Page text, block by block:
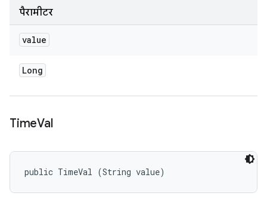
पैरामीटर
value
Long
TimeVal
public TimeVal (String value)